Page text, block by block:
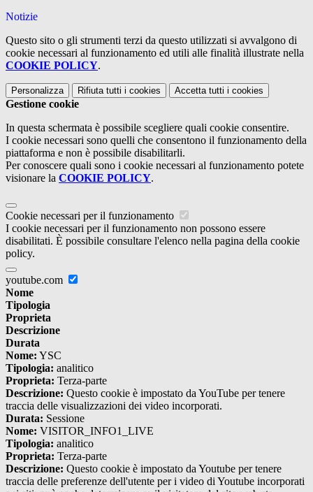
Notizie
Questo sito o gli strumenti terzi da questo utilizzati si avvalgono di
cookie necessari al funzionamento ed utili alle finalità illustrate nella
COOKIE POLICY.
Personalizza Rifiuta tutti i cookies Accetta tutti i cookies
Gestione cookie
In questa schermata è possibile scegliere quali cookie consentire.
I cookie necessari sono quelli che consentono il funzionamento della
piattaforma e non è possibile disabilitarli.
Per conoscere quali sono i cookie necessari al funzionamento potete
visionare la COOKIE POLICY.
Cookie necessari per il funzionamento
I cookie necessari per il funzionamento non possono essere
disabilitati. È possibile consultare l'elenco nella pagina della cookie
policy.
youtube.com
Nome
Tipologia
Proprieta
Descrizione
Durata
Nome: YSC
Tipologia: analitico
Proprieta: Terza-parte
Descrizione: Questo cookie è impostato da YouTube per tenere
traccia delle visualizzazioni dei video incorporati.
Durata: Sessione
Nome: VISITOR_INFO1_LIVE
Tipologia: analitico
Proprieta: Terza-parte
Descrizione: Questo cookie è impostato da Youtube per tenere
traccia delle preferenze dell'utente per i video di Youtube incorporati